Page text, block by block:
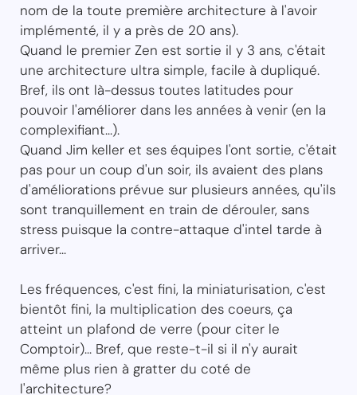
nom de la toute première architecture à l'avoir
implémenté, il y a près de 20 ans).
Quand le premier Zen est sortie il y 3 ans, c'était
une architecture ultra simple, facile à dupliqué.
Bref, ils ont là-dessus toutes latitudes pour
pouvoir l'améliorer dans les années à venir (en la
complexifiant...).
Quand Jim keller et ses équipes l'ont sortie, c'était
pas pour un coup d'un soir, ils avaient des plans
d'améliorations prévue sur plusieurs années, qu'ils
sont tranquillement en train de dérouler, sans
stress puisque la contre-attaque d'intel tarde à
arriver...
Les fréquences, c'est fini, la miniaturisation, c'est
bientôt fini, la multiplication des coeurs, ça
atteint un plafond de verre (pour citer le
Comptoir)... Bref, que reste-t-il si il n'y aurait
même plus rien à gratter du coté de
l'architecture?